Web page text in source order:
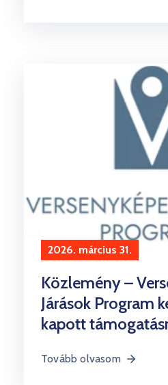
2026. március 31.
Közlemény –
Járások Program
kapott
Tovább olvasom